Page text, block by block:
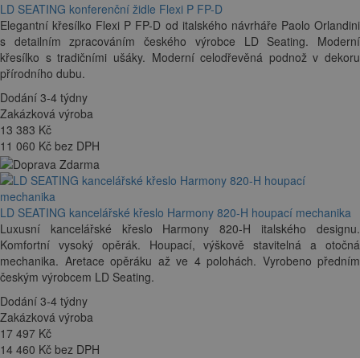
LD SEATING konferenční židle Flexi P FP-D
Elegantní křesílko Flexi P FP-D od italského návrháře Paolo Orlandini
s detailním zpracováním českého výrobce LD Seating. Moderní
křesílko s tradičními ušáky. Moderní celodřevěná podnož v dekoru
přírodního dubu.
Dodání 3-4 týdny
Zakázková výroba
13 383 Kč
11 060 Kč bez DPH
LD SEATING kancelářské křeslo Harmony 820-H houpací mechanika
Luxusní kancelářské křeslo Harmony 820-H italského designu.
Komfortní vysoký opěrák. Houpací, výškově stavitelná a otočná
mechanika. Aretace opěráku až ve 4 polohách. Vyrobeno předním
českým výrobcem LD Seating.
Dodání 3-4 týdny
Zakázková výroba
17 497 Kč
14 460 Kč bez DPH